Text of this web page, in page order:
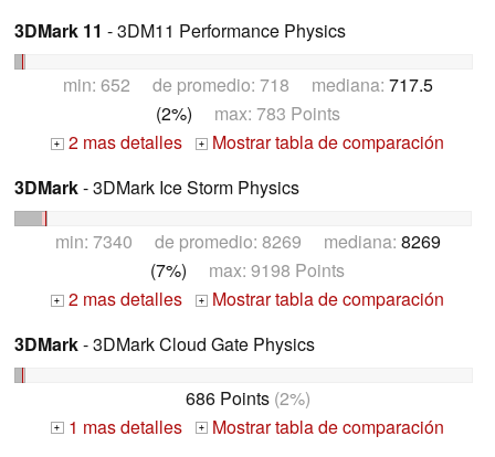
3DMark 11 - 3DM11 Performance Physics
min: 652 de promedio: 718 mediana: 717.5
(2%) max: 783 Points
+ 2 mas detalles +
Mostrar tabla de comparación
3DMark- 3DMark Ice Storm Physics
min: 7340 de promedio: 8269 mediana: 8269
(7%) max: 9198 Points
+ 2 mas detalles +
Mostrar tabla de comparación
3DMark- 3DMark Cloud Gate Physics
686 Points(2%)
+ 1 mas detalles +
Mostrar tabla de comparación